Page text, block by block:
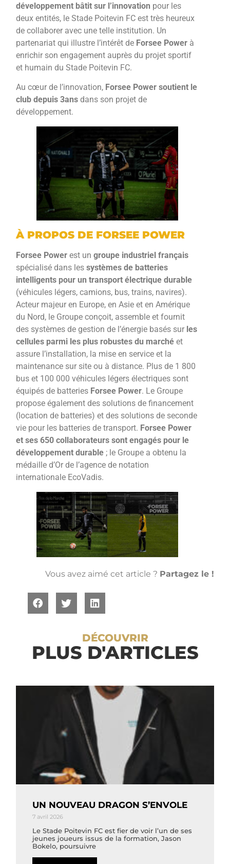
développement bâtit sur l’innovation pour les
deux entités, le Stade Poitevin FC est très heureux
de collaborer avec une telle institution. Un
partenariat qui illustre l’intérêt de Forsee Power à
enrichir son engagement auprès du projet sportif
et humain du Stade Poitevin FC.
Au cœur de l’innovation, Forsee Power soutient le
club depuis 3ans dans son projet de
développement.
À PROPOS DE FORSEE POWER
Forsee Power est ungroupe industriel français
spécialisé dans lessystèmes de batteries
intelligents pour un transport électrique durable
(véhicules légers, camions, bus, trains, navires).
Acteur majeur en Europe, en Asie et en Amérique
du Nord, le Groupe conçoit, assemble et fournit
des systèmes de gestion de l’énergie basés sur les
cellules parmi les plus robustes du marché et
assure l’installation, la mise en service et la
maintenance sur site ou à distance. Plus de 1 800
bus et 100 000 véhicules légers électriques sont
équipés de batteries Forsee Power. Le Groupe
propose également des solutions de financement
(location de batteries) et des solutions de seconde
vie pour les batteries de transport. Forsee Power
et ses 650 collaborateurs sont engagés pour le
développement durable ; le Groupe a obtenu la
médaille d’Or de l’agence de notation
internationale EcoVadis.
Vous avez aimé cet article ? Partagez le !
DÉCOUVRIR
PLUS D'ARTICLES
UN NOUVEAU DRAGON S’ENVOLE
7 avril 2026
Le Stade Poitevin FC est fier de voir l’un de ses
jeunes joueurs issus de la formation, Jason
Bokelo, poursuivre